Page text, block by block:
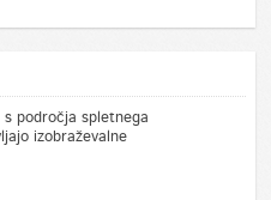
s področja spletnega
izobraževalne